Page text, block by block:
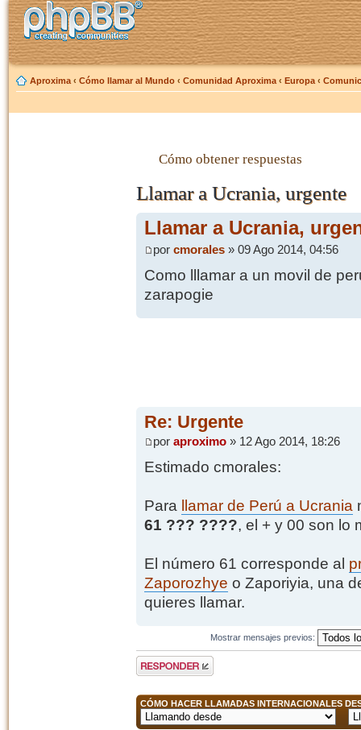
Aproxima ‹ Cómo llamar al Mundo ‹ Comunidad Aproxima ‹ Europa ‹
Cómo obtener respuestas
Llamar a Ucrania, urgente
Llamar a Ucrania,
por cmorales» 09 Ago 2014, 04:56
Como lllamar a un movil de
zarapogie
Re: Urgente
por aproximo» 12 Ago 2014, 18:26
Estimado cmorales:
Para llamar de Perú a Ucrania
61 ??? ????, el + y 00 son lo
El número 61 corresponde al
Zaporozhye o Zaporiyia, una
quieres llamar.
Mostrar mensajes previos:
Publicar una
respuesta
CÓMO HACER LLAMADAS INTERNACIONALES